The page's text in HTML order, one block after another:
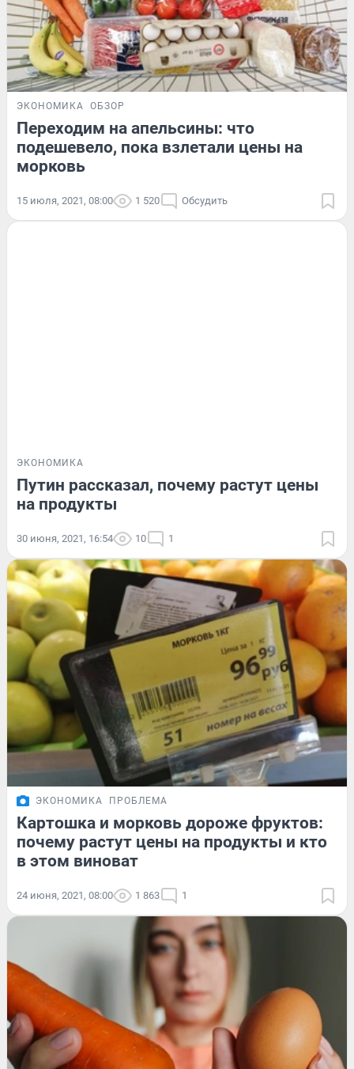
ЭКОНОМИКА ОБЗОР
Переходим на апельсины: что
подешевело, пока взлетали цены на
морковь
15 июля, 2021, 08:00 1 520 Обсудить
ЭКОНОМИКА
Путин рассказал, почему растут цены
на продукты
30 июня, 2021, 16:54 10 1
ЭКОНОМИКА ПРОБЛЕМА
Картошка и морковь дороже фруктов:
почему растут цены на продукты и кто
в этом виноват
24 июня, 2021, 08:00 1 863 1